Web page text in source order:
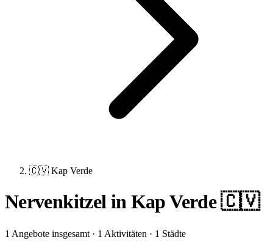
🇨🇻 Kap Verde
Nervenkitzel in Kap Verde 🇨🇻
1 Angebote insgesamt · 1 Aktivitäten · 1 Städte